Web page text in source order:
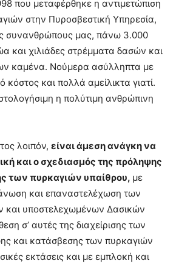
που μεταφέρθηκε η αντιμετώπιση
στην Πυροσβεστική Υπηρεσία,
συνανθρώπους μας, πάνω 3.000
και χιλιάδες στρέμματα δασών και
καμένα. Νούμερα ασύλληπτα με
κόστος και πολλά αμείλικτα γιατί.
η πολύτιμη ανθρώπινη
λοιπόν, είναι άμεση ανάγκη να
και ο σχεδιασμός της πρόληψης
των πυρκαγιών υπαίθρου, με
και επαναστελέχωση των
και υποστελεχωμένων Δασικών
σ’ αυτές της διαχείρισης των
και κατάσβεσης των πυρκαγιών
εκτάσεις και με εμπλοκή και